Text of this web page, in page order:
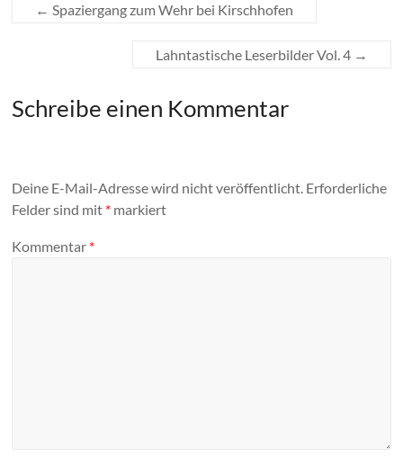
← Spaziergang zum Wehr bei Kirschhofen
Lahntastische Leserbilder Vol. 4 →
Schreibe einen Kommentar
Deine E-Mail-Adresse wird nicht veröffentlicht. Erforderliche
Felder sind mit * markiert
Kommentar *